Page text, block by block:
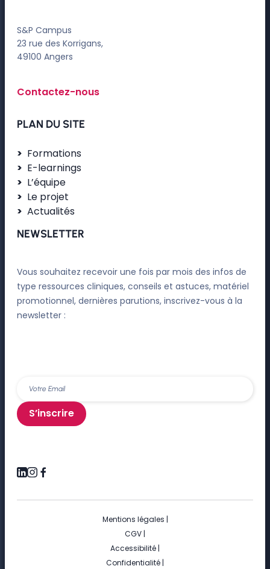
S&P Campus
23 rue des Korrigans,
49100 Angers
Contactez-nous
PLAN DU SITE
Formations
E-learnings
L’équipe
Le projet
Actualités
NEWSLETTER
Vous souhaitez recevoir une fois par mois des infos de
type ressources cliniques, conseils et astuces, matériel
promotionnel, dernières parutions, inscrivez-vous à la
newsletter :
S’inscrire
Mentions légales |
CGV |
Accessibilité |
Confidentialité |